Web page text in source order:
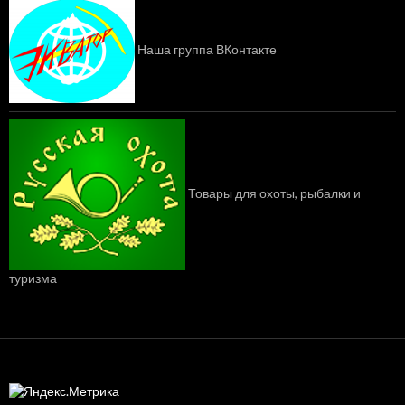
Наша группа ВКонтакте
Товары для охоты, рыбалки и
туризма